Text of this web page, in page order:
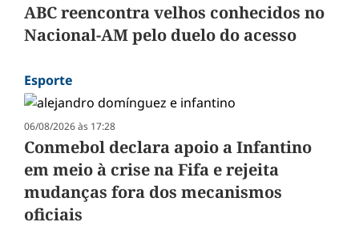
ABC reencontra velhos conhecidos no
Nacional-AM pelo duelo do acesso
Esporte
06/08/2026 às 17:28
Conmebol declara apoio a Infantino
em meio à crise na Fifa e rejeita
mudanças fora dos mecanismos
oficiais